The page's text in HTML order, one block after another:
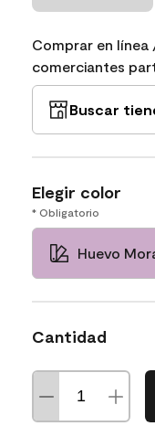
Comprar en línea
comerciantes
Buscar
Elegir color
* Obligatorio
Huevo
Cantidad